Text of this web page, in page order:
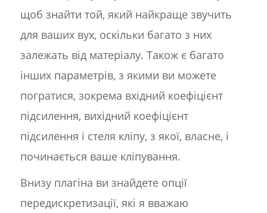
щоб знайти той, який найкраще звучить
для ваших вух, оскільки багато з них
залежать від матеріалу. Також є багато
інших параметрів, з якими ви можете
погратися, зокрема вхідний коефіцієнт
підсилення, вихідний коефіцієнт
підсилення і стеля кліпу, з якої, власне, і
починається ваше кліпування.
Внизу плагіна ви знайдете опції
передискретизації, які я вважаю